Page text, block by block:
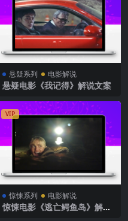
悬疑系列 电影解说
悬疑电影《我记得》解说文案
VIP
惊悚系列 电影解说
惊悚电影《逃亡鳄鱼岛》解说